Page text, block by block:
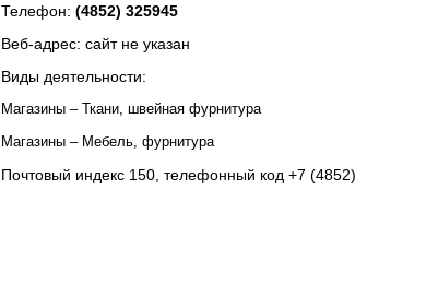
Телефон: (4852) 325945
Веб-адрес: сайт не указан
Виды деятельности:
Магазины – Ткани, швейная фурнитура
Магазины – Мебель, фурнитура
Почтовый индекс 150, телефонный код +7 (4852)